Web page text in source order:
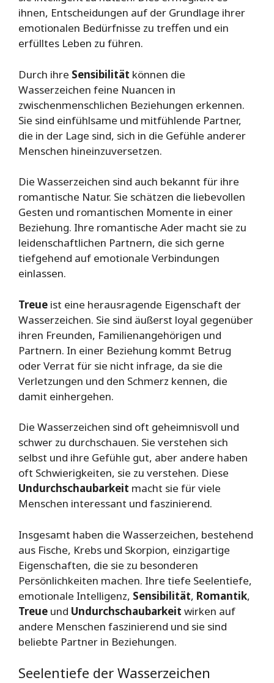
ihnen, Entscheidungen auf der Grundlage ihrer
emotionalen Bedürfnisse zu treffen und ein
erfülltes Leben zu führen.
Durch ihre Sensibilität können die
Wasserzeichen feine Nuancen in
zwischenmenschlichen Beziehungen erkennen.
Sie sind einfühlsame und mitfühlende Partner,
die in der Lage sind, sich in die Gefühle anderer
Menschen hineinzuversetzen.
Die Wasserzeichen sind auch bekannt für ihre
romantische Natur. Sie schätzen die liebevollen
Gesten und romantischen Momente in einer
Beziehung. Ihre romantische Ader macht sie zu
leidenschaftlichen Partnern, die sich gerne
tiefgehend auf emotionale Verbindungen
einlassen.
Treue ist eine herausragende Eigenschaft der
Wasserzeichen. Sie sind äußerst loyal gegenüber
ihren Freunden, Familienangehörigen und
Partnern. In einer Beziehung kommt Betrug
oder Verrat für sie nicht infrage, da sie die
Verletzungen und den Schmerz kennen, die
damit einhergehen.
Die Wasserzeichen sind oft geheimnisvoll und
schwer zu durchschauen. Sie verstehen sich
selbst und ihre Gefühle gut, aber andere haben
oft Schwierigkeiten, sie zu verstehen. Diese
Undurchschaubarkeit macht sie für viele
Menschen interessant und faszinierend.
Insgesamt haben die Wasserzeichen, bestehend
aus Fische, Krebs und Skorpion, einzigartige
Eigenschaften, die sie zu besonderen
Persönlichkeiten machen. Ihre tiefe Seelentiefe,
emotionale Intelligenz, Sensibilität, Romantik,
Treue und Undurchschaubarkeit wirken auf
andere Menschen faszinierend und sie sind
beliebte Partner in Beziehungen.
Seelentiefe der Wasserzeichen